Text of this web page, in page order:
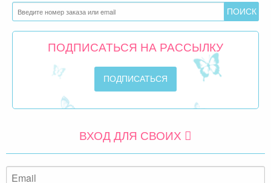
ПОДПИСАТЬСЯ НА РАССЫЛКУ
ВХОД ДЛЯ СВОИХ